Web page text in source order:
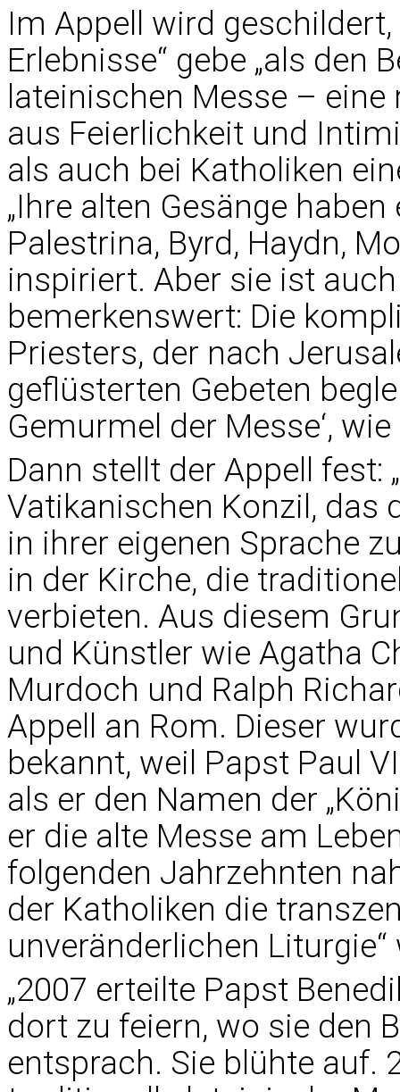
Im Appell wird
Erlebnisse“ gebe „als den
lateinischen Messe –
aus Feierlichkeit und
als auch bei Katholiken
„Ihre alten Gesänge
Palestrina, Byrd, Haydn,
inspiriert. Aber sie ist
bemerkenswert: Die
Priesters, der nach
geflüsterten Gebeten
Gemurmel der Messe‘,
Dann stellt der Appell fest:
Vatikanischen Konzil, das
in ihrer eigenen Sprache
in der Kirche, die
verbieten. Aus diesem
und Künstler wie Agatha
Murdoch und Ralph
Appell an Rom. Dieser
bekannt, weil Papst Paul
als er den Namen der
er die alte Messe am
folgenden Jahrzehnten
der Katholiken die
unveränderlichen
„2007 erteilte Papst
dort zu feiern, wo sie den
entsprach. Sie blühte auf.